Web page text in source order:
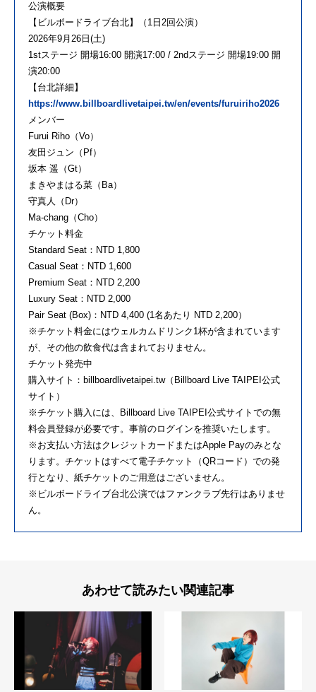
公演概要
【ビルボードライブ台北】（1日2回公演）
2026年9月26日(土)
1stステージ 開場16:00 開演17:00 / 2ndステージ 開場19:00 開
演20:00
【台北詳細】
https://www.billboardlivetaipei.tw/en/events/furuiriho2026
メンバー
Furui Riho（Vo）
友田ジュン（Pf）
坂本 遥（Gt）
まきやまはる菜（Ba）
守真人（Dr）
Ma-chang（Cho）
チケット料金
Standard Seat：NTD 1,800
Casual Seat：NTD 1,600
Premium Seat：NTD 2,200
Luxury Seat：NTD 2,000
Pair Seat (Box)：NTD 4,400 (1名あたり NTD 2,200）
※チケット料金にはウェルカムドリンク1杯が含まれています
が、その他の飲食代は含まれておりません。
チケット発売中
購入サイト：billboardlivetaipei.tw（Billboard Live TAIPEI公式
サイト）
※チケット購入には、Billboard Live TAIPEI公式サイトでの無
料会員登録が必要です。事前のログインを推奨いたします。
※お支払い方法はクレジットカードまたはApple Payのみとな
ります。チケットはすべて電子チケット（QRコード）での発
行となり、紙チケットのご用意はございません。
※ビルボードライブ台北公演ではファンクラブ先行はありませ
ん。
あわせて読みたい関連記事